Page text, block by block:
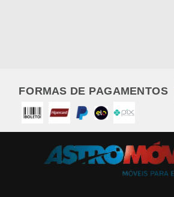
FORMAS DE PAGAMENTOS